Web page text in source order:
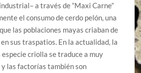
a través de “Maxi Carne”
el consumo de cerdo pelón, una
las poblaciones mayas criaban de
sus traspatios. En la actualidad, la
criolla se traduce a muy
las factorías también son